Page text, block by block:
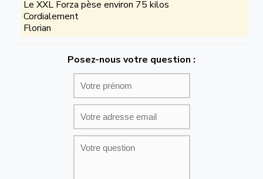
Le XXL Forza pèse environ 75 kilos
Cordialement
Florian
Posez-nous votre question :